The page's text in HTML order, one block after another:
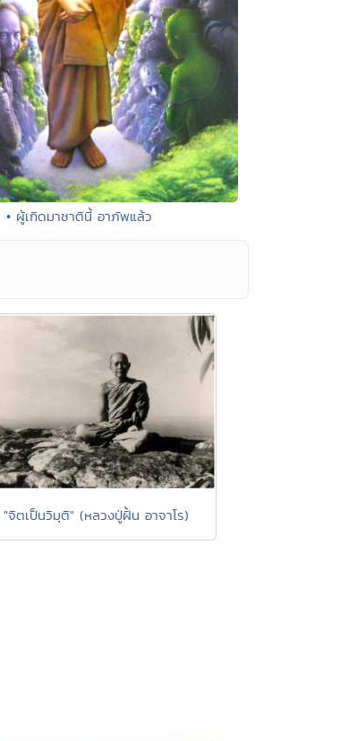
• ผู้เกิดมาชาตินี้ อาภัพแล้ว
"จิตเป็นวิมุติ" (หลวงปู่ฝั้น อาจาโร)